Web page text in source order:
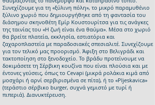
Συνεχίζουμε για τη «ξύλινη πόλη», το μικρό παραμυθένιο
ξύλινο χωριό που δημιουργήθηκε από τη φαντασία του
διάσημου σκηνοθέτη Εμίρ Κουστουρίτσα για τις ανάγκες
της ταινίας του «Η ζωή είναι ένα θαύμα». Μέσα στο χωριό
θα βρείτε πλατεία, εκκλησία, εστιατόρια και
ζαχαροπλαστεία με παραδοσιακές σπεσιαλιτέ. Συνεχίζουμε
για τον τελικό μας προορισμό. Άφιξη στο Βελιγράδι και
τακτοποίηση στο ξενοδοχείο. Το βράδυ προτείνουμε να
δοκιμάσετε τη Σέρβικη κουζίνα που είναι πλούσια και με
έντονες γεύσεις, όπως το Cevapi (μικρά ρολάκια κιμά από
μοσχάρι ή αρνί σερβιρισμένα σε πίτα), ή τo «Pljeskavica»
(τεράστιο σέρβικο burger, συχνά γεμιστό με τυρί ή
πιπεριά). Διανυκτέρευση.